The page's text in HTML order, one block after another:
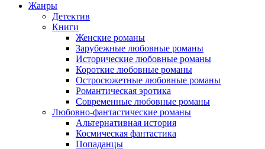
Жанры
Детектив
Книги
Женские романы
Зарубежные любовные романы
Исторические любовные романы
Короткие любовные романы
Остросюжетные любовные романы
Романтическая эротика
Современные любовные романы
Любовно-фантастические романы
Альтернативная история
Космическая фантастика
Попаданцы